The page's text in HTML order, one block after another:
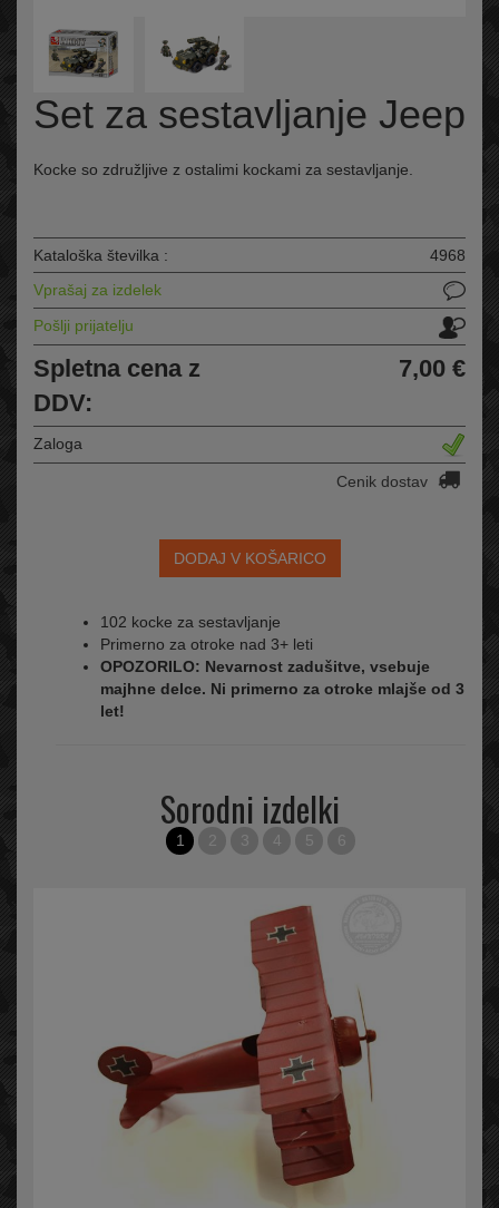
Set za sestavljanje Jeep
Kocke so združljive z ostalimi kockami za sestavljanje.
Kataloška številka :
4968
Vprašaj za izdelek
Pošlji prijatelju
Spletna cena z
DDV:
7,00 €
Zaloga
Cenik dostav
DODAJ V KOŠARICO
102 kocke za sestavljanje
Primerno za otroke nad 3+ leti
OPOZORILO: Nevarnost zadušitve, vsebuje
majhne delce. Ni primerno za otroke mlajše od 3
let!
Sorodni izdelki
1 2 3 4 5 6